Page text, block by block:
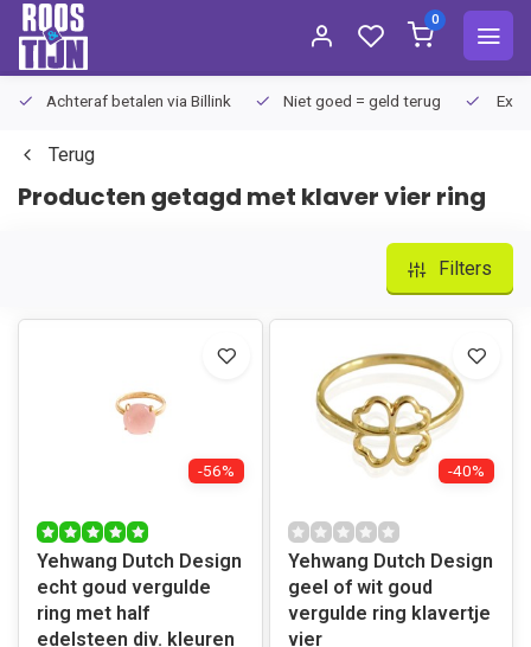
0
Achteraf betalen via Billink Niet goed = geld terug
Terug
Producten getagd met klaver vier ring
Filters
-56%
Yehwang Dutch Design
echt goud vergulde
ring met half
edelsteen div. kleuren
-40%
Yehwang Dutch Design
geel of wit goud
vergulde ring klavertje
vier